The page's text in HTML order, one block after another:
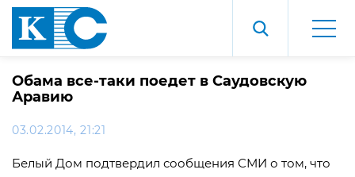
Обама все-таки поедет в Саудовскую
Аравию
03.02.2014, 21:21
Белый Дом подтвердил сообщения СМИ о том, что